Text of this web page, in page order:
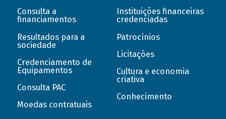
Consulta a
financiamentos
Resultados para a
sociedade
Credenciamento de
Equipamentos
Consulta PAC
Moedas contratuais
Instituições financeiras
credenciadas
Patrocínios
Licitações
Cultura e economia
criativa
Conhecimento